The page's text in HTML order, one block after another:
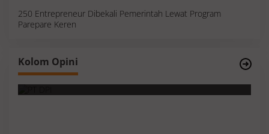
250 Entrepreneur Dibekali Pemerintah Lewat Program
Parepare Keren
Kolom Opini
Membaca Realitas